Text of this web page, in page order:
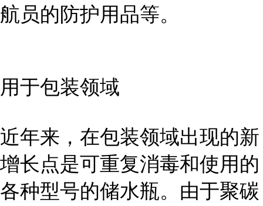
航员的防护用品等。
用于包装领域
近年来，在包装领域出现的新
增长点是可重复消毒和使用的
各种型号的储水瓶。由于聚碳